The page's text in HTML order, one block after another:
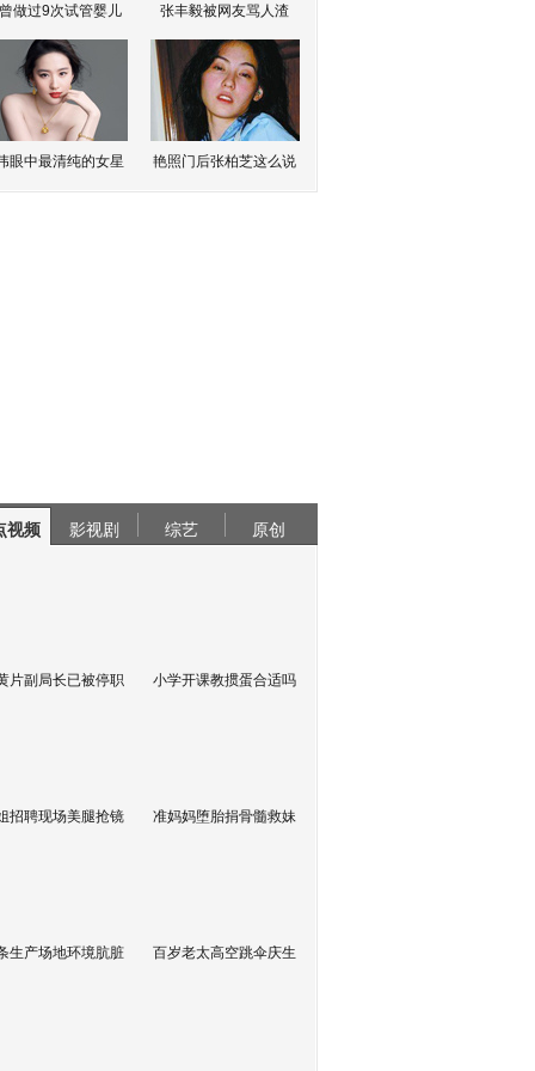
做过9次试管婴儿 张丰毅被网友骂人渣
眼中最清纯的女星 艳照门后张柏芝这么说
视频 影视剧 综艺 原创
片副局长已被停职 小学开课教掼蛋合适吗
招聘现场美腿抢镜 准妈妈堕胎捐骨髓救妹
生产场地环境肮脏 百岁老太高空跳伞庆生